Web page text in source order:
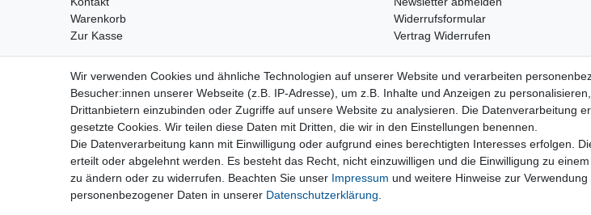
Warenkorb
Zur Kasse
Widerrufsformular
Vertrag Widerrufen
Privatkunden
Neukundenanmeldung
Mein Konto
Wir verwenden Cookies und ähnliche Technologien auf unserer Website und verarbeiten
Besucher:innen unserer Webseite (z.B. IP-Adresse), um z.B. Inhalte und Anzeigen zu
Drittanbietern einzubinden oder Zugriffe auf unsere Website zu analysieren. Die Datenverarbeitung
gesetzte Cookies. Wir teilen diese Daten mit Dritten, die wir in den Einstellungen benennen.
Die Datenverarbeitung kann mit Einwilligung oder aufgrund eines berechtigten Interesses erfolgen.
erteilt oder abgelehnt werden. Es besteht das Recht, nicht einzuwilligen und die Einwilligung zu
zu ändern oder zu widerrufen. Beachten Sie unser Impressum und weitere Hinweise zur Verwendung
personenbezogener Daten in unserer Daten­schutz­erklärung